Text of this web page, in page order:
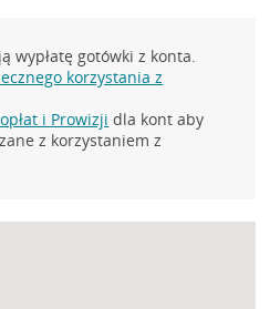
wypłatę gotówki z konta.
korzystania z
i Prowizji dla kont aby
z korzystaniem z